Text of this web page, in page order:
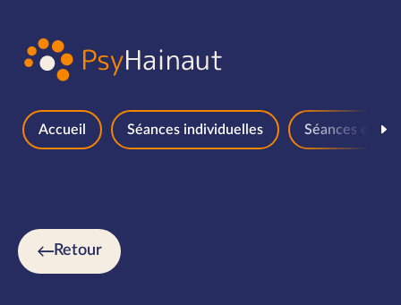
Accueil Séances individuelles Séances en
Retour